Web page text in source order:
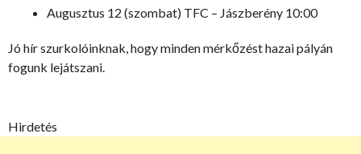
Augusztus 12 (szombat) TFC – Jászberény 10:00
Jó hír szurkolóinknak, hogy minden mérkőzést hazai pályán
fogunk lejátszani.
Hirdetés